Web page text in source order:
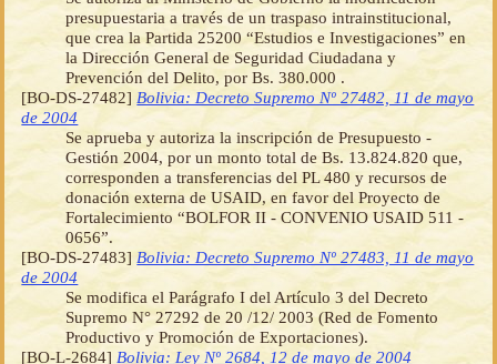
presupuestaria a través de un traspaso intrainstitucional,
que crea la Partida 25200 “Estudios e Investigaciones” en
la Dirección General de Seguridad Ciudadana y
Prevención del Delito, por Bs. 380.000 .
[BO-DS-27482] Bolivia: Decreto Supremo Nº 27482, 11 de mayo
de 2004
Se aprueba y autoriza la inscripción de Presupuesto -
Gestión 2004, por un monto total de Bs. 13.824.820 que,
corresponden a transferencias del PL 480 y recursos de
donación externa de USAID, en favor del Proyecto de
Fortalecimiento “BOLFOR II - CONVENIO USAID 511 -
0656”.
[BO-DS-27483] Bolivia: Decreto Supremo Nº 27483, 11 de mayo
de 2004
Se modifica el Parágrafo I del Artículo 3 del Decreto
Supremo N° 27292 de 20 /12/ 2003 (Red de Fomento
Productivo y Promoción de Exportaciones).
[BO-L-2684] Bolivia: Ley Nº 2684, 12 de mayo de 2004